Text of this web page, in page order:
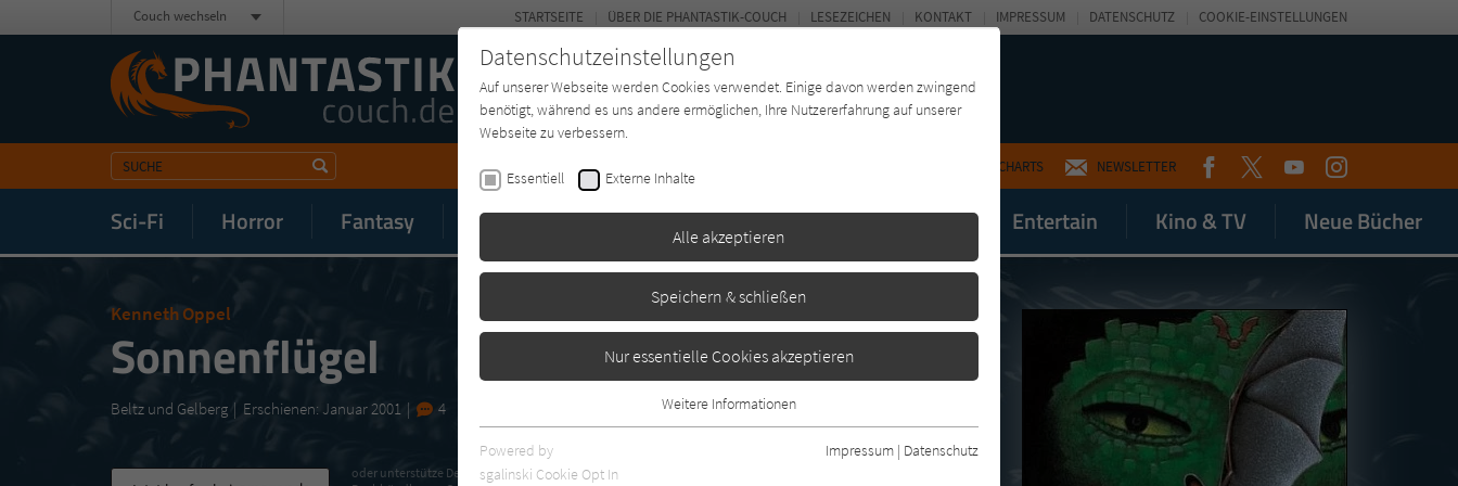
CHARTS NEWSLETTER FACEBOOKTWITTERYOUTUBEINSTAGRAM
Sci-Fi Horror Fantasy Mystery Buchtyp Autor*in Magazin Entertain Kino & TV Neue Bücher
STARTSEITE ÜBER DIE PHANTASTIK-COUCH LESEZEICHEN KONTAKT IMPRESSUM DATENSCHUTZ COOKIE-EINSTELLUNGEN
Couch wechseln
Kenneth Oppel
Sonnenflügel
Beltz und Gelberg Erschienen: Januar 2001 4
oder unterstütze Deinen
Datenschutzeinstellungen
Auf unserer Webseite werden Cookies verwendet. Einige davon werden zwingend
benötigt, während es uns andere ermöglichen, Ihre Nutzererfahrung auf unserer
Webseite zu verbessern.
Essentiell Externe Inhalte
Alle akzeptieren
Speichern & schließen
Nur essentielle Cookies akzeptieren
Essentielle Cookies werden für grundlegende Funktionen der Webseite
benötigt. Dadurch ist gewährleistet, dass die Webseite einwandfrei
Weitere Informationen
Powered by
sgalinski Cookie Opt In
Impressum | Datenschutz